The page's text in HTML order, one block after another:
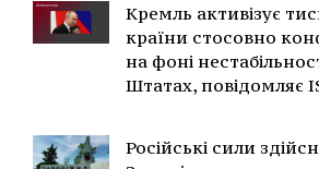
Кремль активізує
країни стосовно
на фоні
Штатах, повідомляє
Російські сили